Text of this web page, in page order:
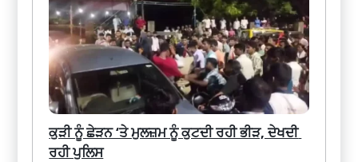
ਕੁੜੀ ਨੂੰ ਛੇੜਨ ‘ਤੇ ਮੁਲਜ਼ਮ ਨੂੰ ਕੁਟਦੀ ਰਹੀ ਭੀੜ, ਦੇਖਦੀ
ਰਹੀ ਪੁਲਿਸ